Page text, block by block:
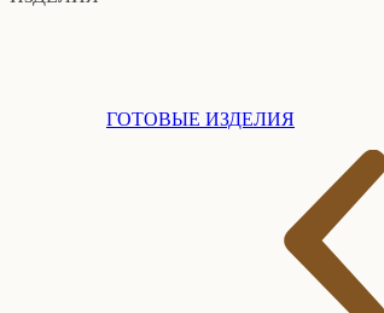
ГОТОВЫЕ ИЗДЕЛИЯ